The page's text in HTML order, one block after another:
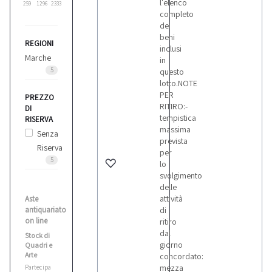
259 1296 2333
REGIONI
Marche
5
PREZZO
DI
RISERVA
Senza
Riserva
5
Aste
antiquariato
on line
Stock di
Quadri e
Arte
Partecipa
l'elenco
completo
dei
beni
inclusi
in
questo
lotto.NOTE
PER
RITIRO:-
tempistica
massima
prevista
per
lo
svolgimento
delle
attività
di
ritiro
dal
giorno
concordato:
mezza